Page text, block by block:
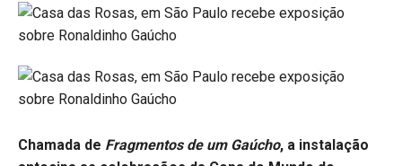
Chamada de Fragmentos de um Gaúcho, a instalação